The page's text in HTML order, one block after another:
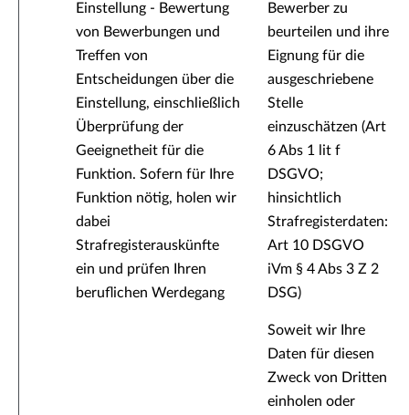
Einstellung - Bewertung
von Bewerbungen und
Treffen von
Entscheidungen über die
Einstellung, einschließlich
Überprüfung der
Geeignetheit für die
Funktion. Sofern für Ihre
Funktion nötig, holen wir
dabei
Strafregisterauskünfte
ein und prüfen Ihren
beruflichen Werdegang
Bewerber zu
beurteilen und ihre
Eignung für die
ausgeschriebene
Stelle
einzuschätzen (Art
6 Abs 1 lit f
DSGVO;
hinsichtlich
Strafregisterdaten:
Art 10 DSGVO
iVm § 4 Abs 3 Z 2
DSG)
Soweit wir Ihre
Daten für diesen
Zweck von Dritten
einholen oder